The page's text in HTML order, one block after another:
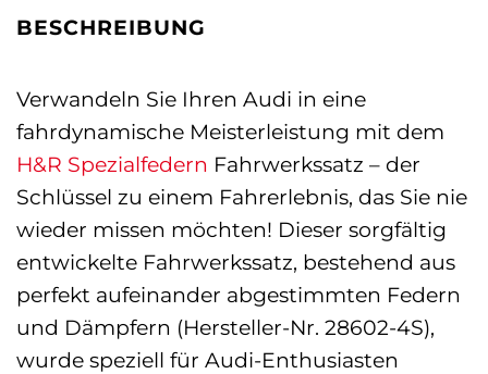
BESCHREIBUNG
Verwandeln Sie Ihren Audi in eine
fahrdynamische Meisterleistung mit dem
H&R Spezialfedern Fahrwerkssatz – der
Schlüssel zu einem Fahrerlebnis, das Sie nie
wieder missen möchten! Dieser sorgfältig
entwickelte Fahrwerkssatz, bestehend aus
perfekt aufeinander abgestimmten Federn
und Dämpfern (Hersteller-Nr. 28602-4S),
wurde speziell für Audi-Enthusiasten